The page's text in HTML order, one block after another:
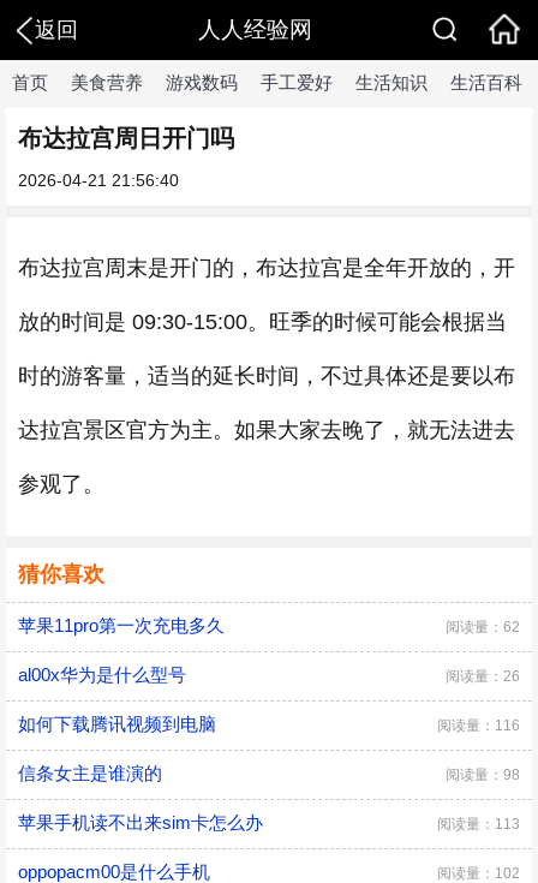
返回 人人经验网
首页 美食营养 游戏数码 手工爱好 生活知识 生活百科
布达拉宫周日开门吗
2026-04-21 21:56:40
布达拉宫周末是开门的，布达拉宫是全年开放的，开
放的时间是 09:30-15:00。旺季的时候可能会根据当
时的游客量，适当的延长时间，不过具体还是要以布
达拉宫景区官方为主。如果大家去晚了，就无法进去
参观了。
猜你喜欢
苹果11pro第一次充电多久 阅读量：62
al00x华为是什么型号 阅读量：26
如何下载腾讯视频到电脑 阅读量：116
信条女主是谁演的 阅读量：98
苹果手机读不出来sim卡怎么办 阅读量：113
oppopacm00是什么手机 阅读量：102